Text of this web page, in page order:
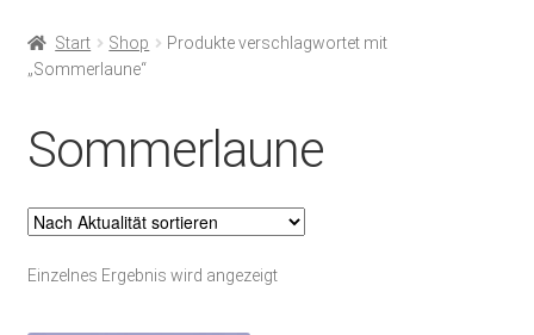
Aktuelles
Termine
Handarbeiten-Käß-Shop
Kasse
Start Shop
Produkte verschlagwortet mit
„Sommerlaune“
Sommerlaune
Einzelnes Ergebnis wird angezeigt